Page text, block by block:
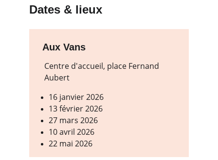
Dates & lieux
Aux Vans
Centre d'accueil, place Fernand
Aubert
16 janvier 2026
13 février 2026
27 mars 2026
10 avril 2026
22 mai 2026